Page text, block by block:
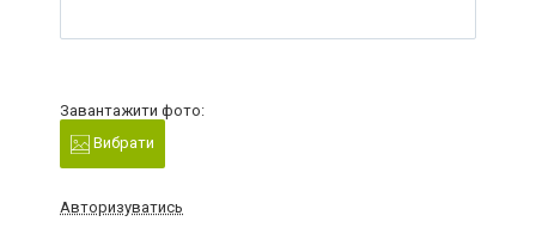
Завантажити фото:
Вибрати
Авторизуватись